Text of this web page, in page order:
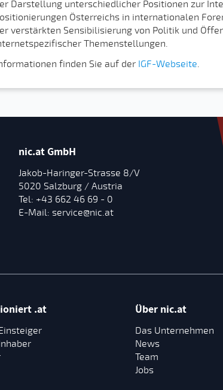
Darstellung unterschiedlicher Positionen zur
Österreichs in internationalen
verstärkten Sensibilisierung von Politik und
Themenstellungen.
finden Sie auf der IGF-Webseite.
nic.at GmbH
Jakob-Haringer-Strasse 8/V
5020 Salzburg / Austria
Tel: +43 662 46 69 - 0
E-Mail: service@nic.at
.at Über nic.at
Das Unternehmen
News
Team
Jobs